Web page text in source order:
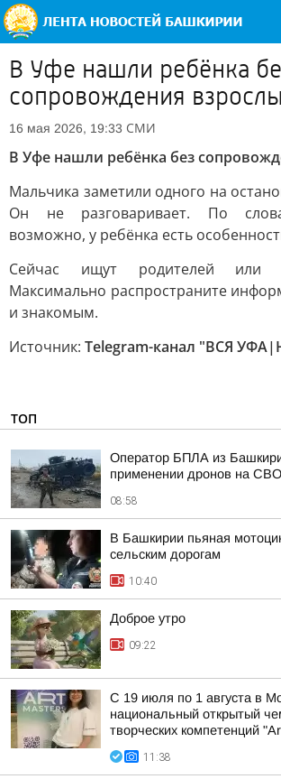
В Уфе нашли ребёнка
сопровождения
16 мая 2026, 19:33 СМИ
В Уфе нашли ребёнка без
Мальчика заметили одного на
Он не разговаривает. По
возможно, у ребёнка есть
Сейчас ищут родителей или
Максимально распространите
и знакомым.
Источник: Telegram-канал "ВСЯ
ТОП
Оператор БПЛА из
применении дронов на СВО
08:58
В Башкирии пьяная
сельским дорогам
10:40
Доброе утро
09:22
С 19 июля по 1 августа в
национальный открытый
творческих компетенций
11:38